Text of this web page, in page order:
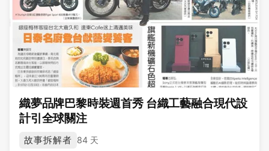
織夢品牌巴黎時裝週首秀 台織工藝融合現代設
計引全球關注
故事拆解者 84 天